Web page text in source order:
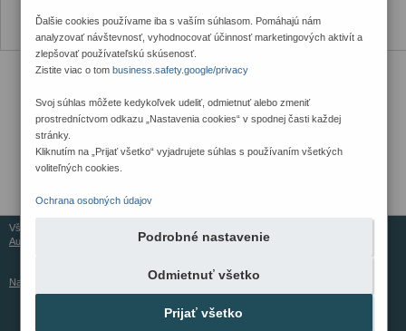
Všetky práva vyhradené © 2026
Aureus Services
Nastavenia cookies
Ďalšie cookies používame iba s vaším súhlasom. Pomáhajú nám
analyzovať návštevnosť, vyhodnocovať účinnosť marketingových aktivít a
zlepšovať používateľskú skúsenosť.
Zistite viac o tombusiness.safety.google/privacy
Svoj súhlas môžete kedykoľvek udeliť, odmietnuť alebo zmeniť
prostredníctvom odkazu „Nastavenia cookies“ v spodnej časti každej
stránky.
Kliknutím na „Prijať všetko“ vyjadrujete súhlas s používaním všetkých
voliteľných cookies.
Ochrana osobných údajov
Podrobné nastavenie
Odmietnuť všetko
Prijať všetko